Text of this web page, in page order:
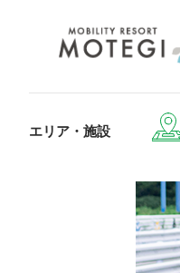
エリア・施設
エリア・施設
アトラクショ
レストランTOP
グッズ＆ショ